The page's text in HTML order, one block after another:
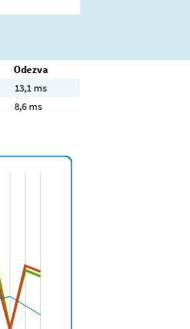
Odezva
13,1 ms
8,6 ms